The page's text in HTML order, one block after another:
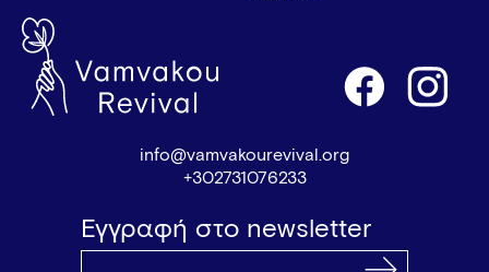
info@vamvakourevival.org
+302731076233
Εγγραφή στο newsletter